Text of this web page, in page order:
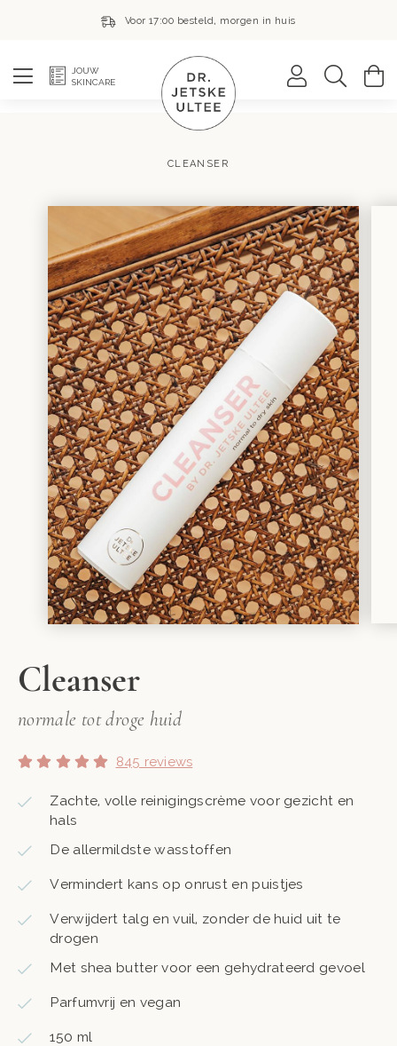
Voor 17:00 besteld, morgen in huis
Zoek
JOUW
SKINCARE
CLEANSER
Cleanser
normale tot droge huid
845 reviews
Zachte, volle reinigingscrème voor gezicht en
hals
De allermildste wasstoffen
Vermindert kans op onrust en puistjes
Verwijdert talg en vuil, zonder de huid uit te
drogen
Met shea butter voor een gehydrateerd gevoel
Parfumvrij en vegan
150 ml